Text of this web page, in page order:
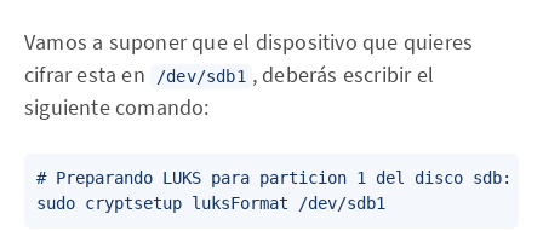
Vamos a suponer que el dispositivo que quieres
cifrar esta en
/dev/sdb1 , deberás escribir el
siguiente comando:
# Preparando LUKS para particion 1 del disco sdb: